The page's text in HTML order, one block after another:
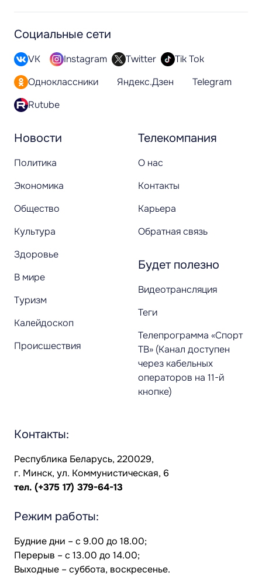
Новости
Политика
Экономика
Общество
Культура
Здоровье
В мире
Туризм
Калейдоскоп
Происшествия
Телекомпания
О нас
Контакты
Карьера
Обратная связь
Будет полезно
Видеотрансляция
Теги
Телепрограмма «Спорт
ТВ» (Канал доступен
через кабельных
операторов на 11-й
кнопке)
Социальные сети
VK Instagram Twitter
Tik Tok
Одноклассники
Яндекс.Дзен
Telegram
Rutube
Контакты:
Республика Беларусь, 220029,
г. Минск, ул. Коммунистическая, 6
тел. (+375 17) 379-64-13
Режим работы:
Будние дни – с 9.00 до 18.00;
Перерыв – с 13.00 до 14.00;
Выходные – суббота, воскресенье.